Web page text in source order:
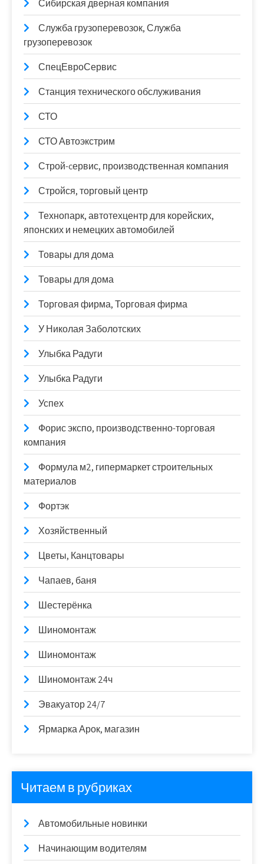
Сибирская дверная компания
Служба грузоперевозок, Служба
грузоперевозок
СпецЕвроСервис
Станция технического обслуживания
СТО
СТО Автоэкстрим
Строй-cервис, производственная компания
Стройся, торговый центр
Технопарк, автотехцентр для корейских,
японских и немецких автомобилей
Товары для дома
Товары для дома
Торговая фирма, Торговая фирма
У Николая Заболотских
Улыбка Радуги
Улыбка Радуги
Успех
Форис экспо, производственно-торговая
компания
Формула м2, гипермаркет строительных
материалов
Фортэк
Хозяйственный
Цветы, Канцтовары
Чапаев, баня
Шестерёнка
Шиномонтаж
Шиномонтаж
Шиномонтаж 24ч
Эвакуатор 24/7
Ярмарка Арок, магазин
Читаем в рубриках
Автомобильные новинки
Начинающим водителям